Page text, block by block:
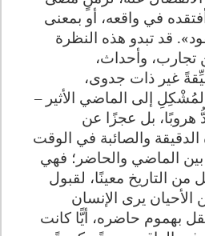
في واقعه، أو بمعنى
قد تبدو هذه النظرة
تجارب، وأحداث،
غير ذات جدوى،
إلى الماضي الأثير –
بل عجزًا عن
الدقيقة والصائبة في الوقت
بين الماضي والحاضر؛ فهي
من التاريخ معينًا، لقبول
يرى الإنسان
بهموم حاضره، أيًّا كانت